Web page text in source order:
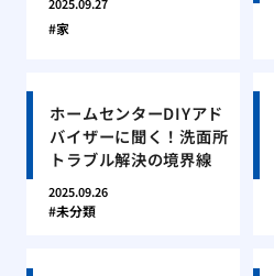
2025.09.27
家
ホームセンターDIYアド
バイザーに聞く！洗面所
トラブル解決の境界線
2025.09.26
未分類